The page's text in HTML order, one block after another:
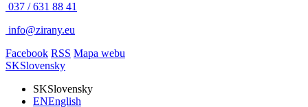
037 / 631 88 41
info@zirany.eu
Facebook RSS Mapa webu
SKSlovensky
SKSlovensky
ENEnglish